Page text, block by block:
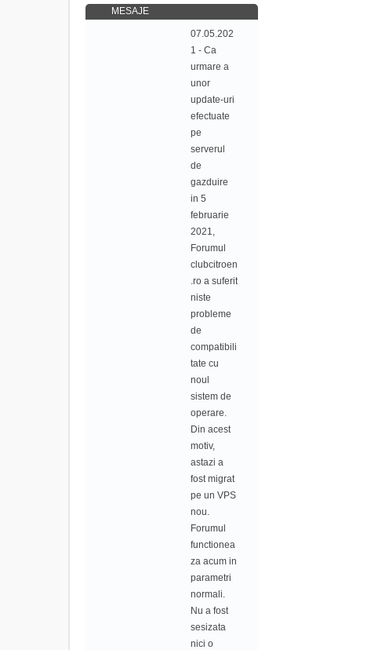
MESAJE
07.05.202
1 - Ca
urmare a
unor
update-uri
efectuate
pe
serverul
de
gazduire
in 5
februarie
2021,
Forumul
clubcitroen
.ro a suferit
niste
probleme
de
compatibili
tate cu
noul
sistem de
operare.
Din acest
motiv,
astazi a
fost migrat
pe un VPS
nou.
Forumul
functionea
za acum in
parametri
normali.
Nu a fost
sesizata
nici o